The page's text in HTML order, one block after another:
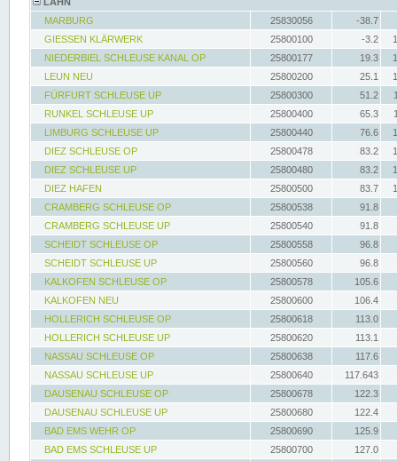
MARBURG
25830056
-38.7
GIESSEN KLÄRWERK
25800100 -3.2
NIEDERBIEL SCHLEUSE KANAL OP
25800177 19.3
LEUN NEU
25800200 25.1
FÜRFURT SCHLEUSE UP
25800300 51.2
RUNKEL SCHLEUSE UP
25800400 65.3
LIMBURG SCHLEUSE UP
25800440 76.6
DIEZ SCHLEUSE OP
25800478 83.2
DIEZ SCHLEUSE UP
25800480 83.2
DIEZ HAFEN
25800500 83.7
CRAMBERG SCHLEUSE OP
25800538
91.8
CRAMBERG SCHLEUSE UP
25800540
91.8
SCHEIDT SCHLEUSE OP
25800558
96.8
SCHEIDT SCHLEUSE UP
25800560
96.8
KALKOFEN SCHLEUSE OP
25800578
105.6
KALKOFEN NEU
25800600
106.4
HOLLERICH SCHLEUSE OP
25800618
113.0
HOLLERICH SCHLEUSE UP
25800620
113.1
NASSAU SCHLEUSE OP
25800638
117.6
NASSAU SCHLEUSE UP
25800640
117.643
DAUSENAU SCHLEUSE OP
25800678
122.3
DAUSENAU SCHLEUSE UP
25800680
122.4
BAD EMS WEHR OP
25800690
125.9
BAD EMS SCHLEUSE UP
25800700
127.0